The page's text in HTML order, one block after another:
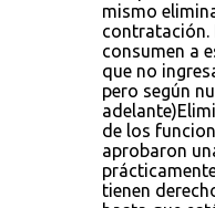
mismo
contratación.
consumen a
que no
pero según
de los
aprobaron
tienen